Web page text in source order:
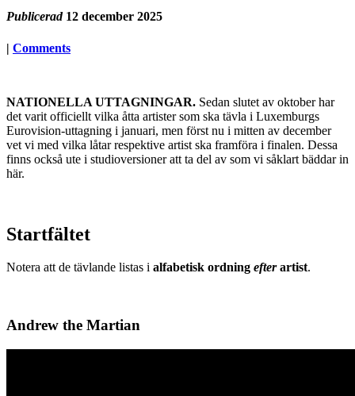
Publicerad 12 december 2025
| Comments
NATIONELLA UTTAGNINGAR. Sedan slutet av oktober har
det varit officiellt vilka åtta artister som ska tävla i Luxemburgs
Eurovision-uttagning i januari, men först nu i mitten av december
vet vi med vilka låtar respektive artist ska framföra i finalen. Dessa
finns också ute i studioversioner att ta del av som vi såklart bäddar in
här.
Startfältet
Notera att de tävlande listas i alfabetisk ordning efterartist.
Andrew the Martian